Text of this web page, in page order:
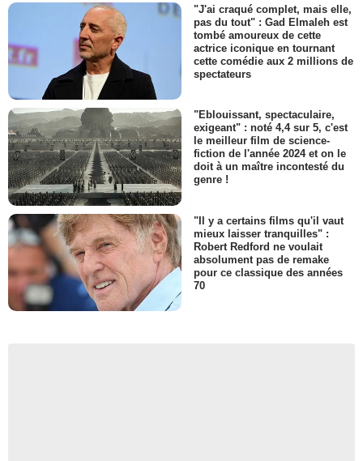
"J'ai craqué complet, mais elle,
pas du tout" : Gad Elmaleh est
tombé amoureux de cette
actrice iconique en tournant
cette comédie aux 2 millions de
spectateurs
"Eblouissant, spectaculaire,
exigeant" : noté 4,4 sur 5, c'est
le meilleur film de science-
fiction de l'année 2024 et on le
doit à un maître incontesté du
genre !
"Il y a certains films qu'il vaut
mieux laisser tranquilles" :
Robert Redford ne voulait
absolument pas de remake
pour ce classique des années
70